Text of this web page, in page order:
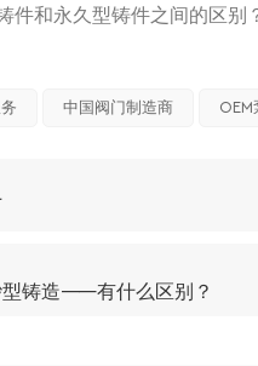
件和永久型铸件之间的区
中国阀门制造商 OEM
型铸造——有什么区别？